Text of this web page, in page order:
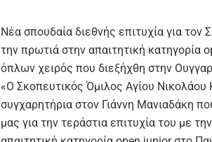
Νέα σπουδαία διεθνής επιτυχία για
την πρωτιά στην απαιτητική
όπλων χειρός που διεξήχθη στην
«Ο Σκοπευτικός Όμιλος Αγίου
συγχαρητήρια στον Γιάννη Μανιαδάκη
μας για την τεράστια επιτυχία του με